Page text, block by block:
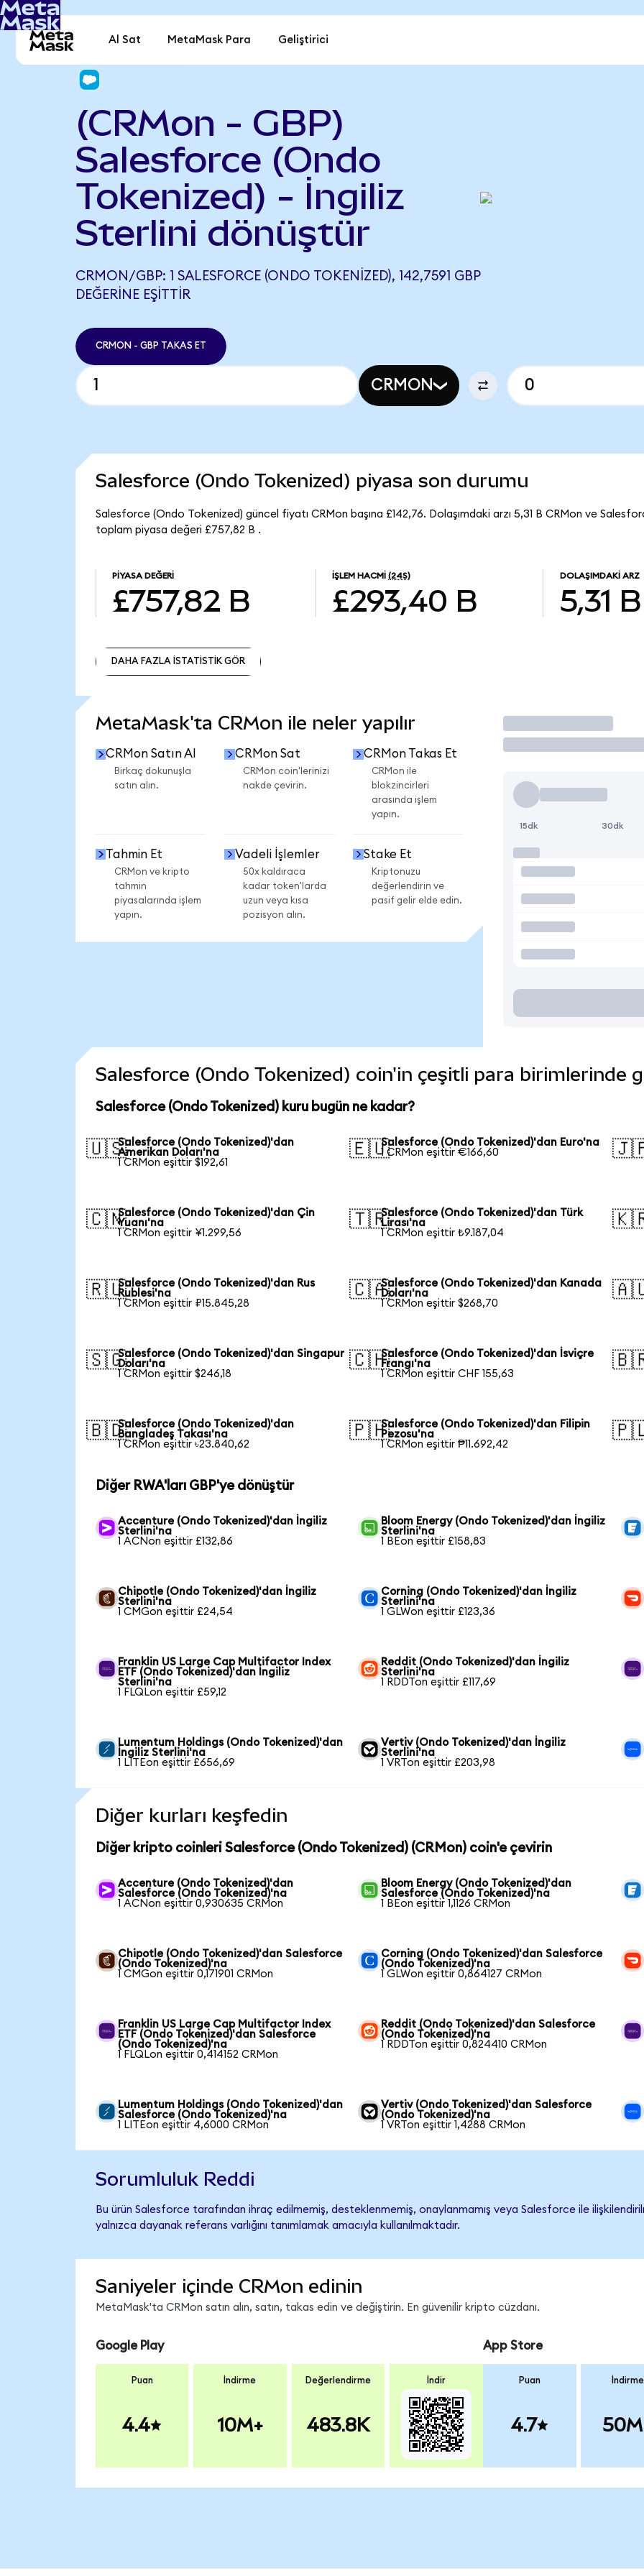
Al Sat MetaMask Para Geliştirici
(CRMon - GBP)
Salesforce (Ondo
Tokenized) - İngiliz
Sterlini dönüştür
CRMON/GBP: 1 SALESFORCE (ONDO TOKENIZED), 142,7591 GBP
DEĞERINE EŞITTIR
CRMON - GBP TAKAS ET
CRMON
Salesforce (Ondo Tokenized) piyasa son durumu
Salesforce (Ondo Tokenized) güncel fiyatı CRMon başına £142,76. Dolaşımdaki arzı 5,31 B CRMon ve
toplam piyasa değeri £757,82 B .
PIYASA DEĞERI
£757,82 B
İŞLEM HACMI (24S)
£293,40 B
DOLAŞIMDAKI ARZ
5,31 B
DAHA FAZLA İSTATİSTİK GÖR
MetaMask'ta CRMon ile neler yapılır
CRMon Satın Al
Birkaç dokunuşla
satın alın.
CRMon Sat
CRMon coin'lerinizi
nakde çevirin.
CRMon Takas Et
CRMon ile
blokzincirleri
arasında işlem
yapın.
Tahmin Et
CRMon ve kripto
tahmin
piyasalarında işlem
yapın.
Vadeli İşlemler
50x kaldıraca
kadar token'larda
uzun veya kısa
pozisyon alın.
Stake Et
Kriptonuzu
değerlendirin ve
pasif gelir elde edin.
İşlem Yap
15dk 30dk
Salesforce (Ondo Tokenized) coin'in çeşitli para birimlerinde
Salesforce (Ondo Tokenized) kuru bugün ne kadar?
🇺🇸Salesforce (Ondo Tokenized)'dan
Amerikan Doları'na
1 CRMon eşittir $192,61
🇪🇺Salesforce (Ondo Tokenized)'dan Euro'na
1 CRMon eşittir €166,60
🇨🇳Salesforce (Ondo Tokenized)'dan Çin
Yuanı'na
1 CRMon eşittir ¥1.299,56
🇹🇷Salesforce (Ondo Tokenized)'dan Türk
Lirası'na
1 CRMon eşittir ₺9.187,04
🇷🇺Salesforce (Ondo Tokenized)'dan Rus
Rublesi'na
1 CRMon eşittir ₽15.845,28
🇨🇦Salesforce (Ondo Tokenized)'dan Kanada
Doları'na
1 CRMon eşittir $268,70
🇸🇬Salesforce (Ondo Tokenized)'dan Singapur
Doları'na
1 CRMon eşittir $246,18
🇨🇭Salesforce (Ondo Tokenized)'dan İsviçre
Frangı'na
1 CRMon eşittir CHF 155,63
🇧🇩Salesforce (Ondo Tokenized)'dan
Bangladeş Takası'na
1 CRMon eşittir ৳23.840,62
🇵🇭Salesforce (Ondo Tokenized)'dan Filipin
Pezosu'na
1 CRMon eşittir ₱11.692,42
Diğer RWA'ları GBP'ye dönüştür
Accenture (Ondo Tokenized)'dan İngiliz
Sterlini'na
1 ACNon eşittir £132,86
Bloom Energy (Ondo Tokenized)'dan İngiliz
Sterlini'na
1 BEon eşittir £158,83
Chipotle (Ondo Tokenized)'dan İngiliz
Sterlini'na
1 CMGon eşittir £24,54
Corning (Ondo Tokenized)'dan İngiliz
Sterlini'na
1 GLWon eşittir £123,36
Franklin US Large Cap Multifactor Index
ETF (Ondo Tokenized)'dan İngiliz
Sterlini'na
1 FLQLon eşittir £59,12
Reddit (Ondo Tokenized)'dan İngiliz
Sterlini'na
1 RDDTon eşittir £117,69
Lumentum Holdings (Ondo Tokenized)'dan
İngiliz Sterlini'na
1 LITEon eşittir £656,69
Vertiv (Ondo Tokenized)'dan İngiliz
Sterlini'na
1 VRTon eşittir £203,98
Diğer kurları keşfedin
Diğer kripto coinleri Salesforce (Ondo Tokenized) (CRMon) coin'e çevirin
Accenture (Ondo Tokenized)'dan
Salesforce (Ondo Tokenized)'na
1 ACNon eşittir 0,930635 CRMon
Bloom Energy (Ondo Tokenized)'dan
Salesforce (Ondo Tokenized)'na
1 BEon eşittir 1,1126 CRMon
Chipotle (Ondo Tokenized)'dan Salesforce
(Ondo Tokenized)'na
1 CMGon eşittir 0,171901 CRMon
Corning (Ondo Tokenized)'dan Salesforce
(Ondo Tokenized)'na
1 GLWon eşittir 0,864127 CRMon
Franklin US Large Cap Multifactor Index
ETF (Ondo Tokenized)'dan Salesforce
(Ondo Tokenized)'na
1 FLQLon eşittir 0,414152 CRMon
Reddit (Ondo Tokenized)'dan Salesforce
(Ondo Tokenized)'na
1 RDDTon eşittir 0,824410 CRMon
Lumentum Holdings (Ondo Tokenized)'dan
Salesforce (Ondo Tokenized)'na
1 LITEon eşittir 4,6000 CRMon
Vertiv (Ondo Tokenized)'dan Salesforce
(Ondo Tokenized)'na
1 VRTon eşittir 1,4288 CRMon
Sorumluluk Reddi
Bu ürün Salesforce tarafından ihraç edilmemiş, desteklenmemiş, onaylanmamış veya Salesforce ile
yalnızca dayanak referans varlığını tanımlamak amacıyla kullanılmaktadır.
Saniyeler içinde CRMon edinin
MetaMask'ta CRMon satın alın, satın, takas edin ve değiştirin. En güvenilir kripto cüzdanı.
Google Play
Puan
4.4
İndirme
10M+
Değerlendirme
483.8K
İndir
App Store
Puan
4.7
İndirme